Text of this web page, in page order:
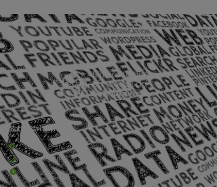
Sede Barra Mansa
Rua Rio Branco, nº107 (2º andar), Centro - Cep: 27.330-030
(24) 3323-2848 ou (24) 3323-2500
De segunda à sexta-feira , das 9h às 17h.